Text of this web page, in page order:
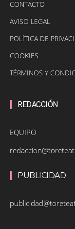
CONTACTO
AVISO LEGAL
POLÍTICA DE
COOKIES
TÉRMINOS Y
REDACCIÓN
EQUIPO
PUBLICIDAD